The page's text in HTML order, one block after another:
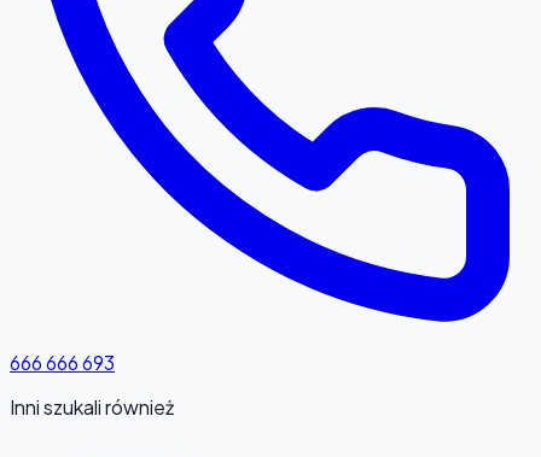
666 666 693
Inni szukali również